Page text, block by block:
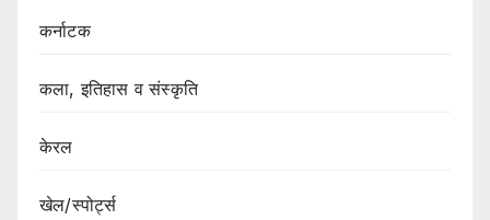
कर्नाटक
कला, इतिहास व संस्कृति
केरल
खेल/स्पोर्ट्स